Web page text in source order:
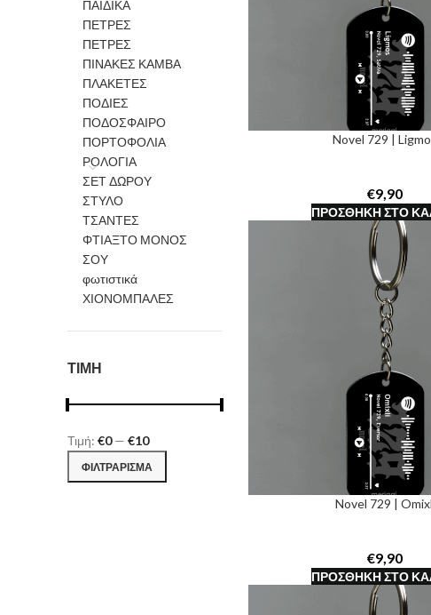
ΠΑΙΔΙΚΑ
ΠΕΤΡΕΣ
ΠΕΤΡΕΣ
ΠΙΝΑΚΕΣ ΚΑΜΒΑ
ΠΛΑΚΕΤΕΣ
ΠΟΔΙΕΣ
ΠΟΔΟΣΦΑΙΡΟ
ΠΟΡΤΟΦΟΛΙΑ
ΡΟΛΟΓΙΑ
ΣΕΤ ΔΩΡΟΥ
ΣΤΥΛΟ
ΤΣΑΝΤΕΣ
ΦΤΙΑΞΤΟ ΜΟΝΟΣ
ΣΟΥ
φωτιστικά
ΧΙΟΝΟΜΠΑΛΕΣ
ΤΙΜΗ
Ελάχιστη
τιμή
Μέγιστη
τιμή
ΦΙΛΤΡΆΡΙΣΜΑ
Τιμή: €0— €10
Novel 729 |
€
ΠΡΟΣΘΉΚΗ ΣΤΟ
Novel 729 |
€
ΠΡΟΣΘΉΚΗ ΣΤΟ